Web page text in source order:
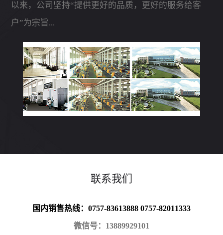
以来，公司坚持“提供更好的品质，更好的服务给客
户”为宗旨...
联系我们
国内销售热线：0757-83613888 0757-82011333
微信号：13889929101